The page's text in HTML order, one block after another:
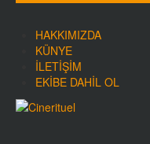
HAKKIMIZDA
KÜNYE
İLETIŞIM
EKIBE DAHIL OL